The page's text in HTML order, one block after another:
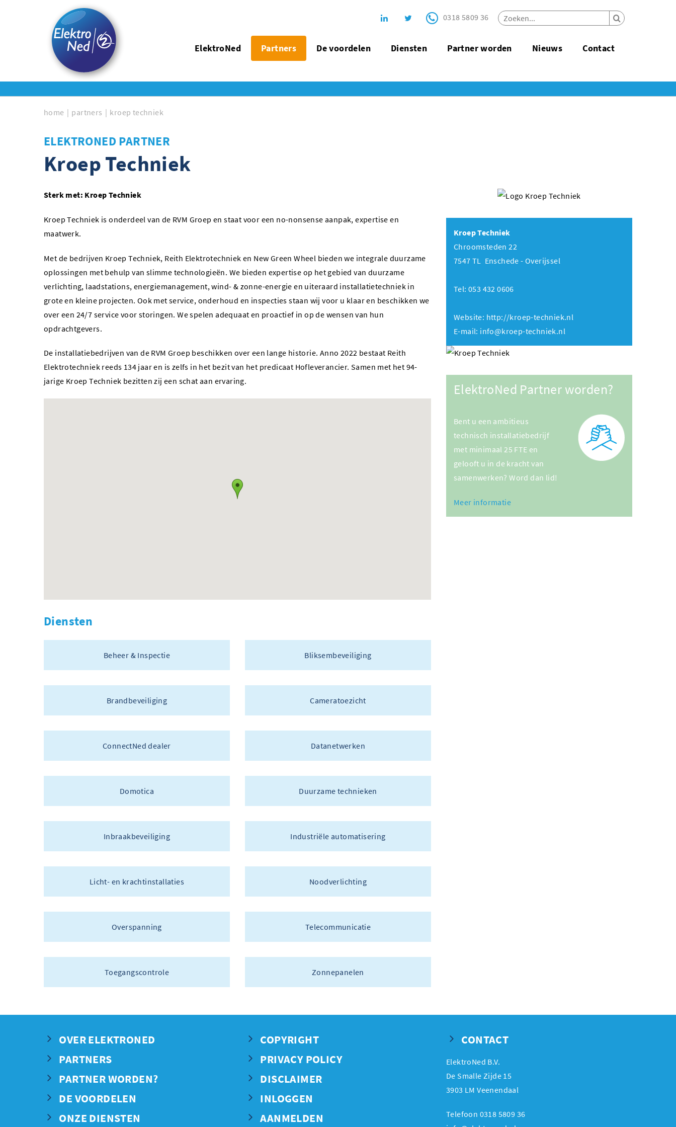
0318 5809 36
ElektroNed Partners De voordelen Diensten Partner worden Nieuws Contact
home partners kroep techniek
ELEKTRONED PARTNER
Kroep Techniek
Kroep Techniek
Chroomsteden 22
7547 TL Enschede - Overijssel
Tel: 053 432 0606
Website: http://kroep-techniek.nl
E-mail: info@kroep-techniek.nl
ElektroNed Partner worden?
Bent u een ambitieus
technisch installatiebedrijf
met minimaal 25 FTE en
gelooft u in de kracht van
samenwerken? Word dan lid!
Meer informatie
Sterk met: Kroep Techniek
Kroep Techniek is onderdeel van de RVM Groep en staat voor een no-nonsense aanpak, expertise en
maatwerk.
Met de bedrijven Kroep Techniek, Reith Elektrotechniek en New Green Wheel bieden we integrale duurzame
oplossingen met behulp van slimme technologieën. We bieden expertise op het gebied van duurzame
verlichting, laadstations, energiemanagement, wind- & zonne-energie en uiteraard installatietechniek in
grote en kleine projecten. Ook met service, onderhoud en inspecties staan wij voor u klaar en beschikken we
over een 24/7 service voor storingen. We spelen adequaat en proactief in op de wensen van hun
opdrachtgevers.
De installatiebedrijven van de RVM Groep beschikken over een lange historie. Anno 2022 bestaat Reith
Elektrotechniek reeds 134 jaar en is zelfs in het bezit van het predicaat Hofleverancier. Samen met het 94-
jarige Kroep Techniek bezitten zij een schat aan ervaring.
Diensten
Beheer & Inspectie Bliksembeveiliging
Brandbeveiliging Cameratoezicht
ConnectNed dealer Datanetwerken
Domotica Duurzame technieken
Inbraakbeveiliging Industriële automatisering
Licht- en krachtinstallaties Noodverlichting
Overspanning Telecommunicatie
Toegangscontrole Zonnepanelen
OVER ELEKTRONED
PARTNERS
PARTNER WORDEN?
DE VOORDELEN
ONZE DIENSTEN
COPYRIGHT
PRIVACY POLICY
DISCLAIMER
INLOGGEN
AANMELDEN
CONTACT
ElektroNed B.V.
De Smalle Zijde 15
3903 LM Veenendaal
Telefoon 0318 5809 36